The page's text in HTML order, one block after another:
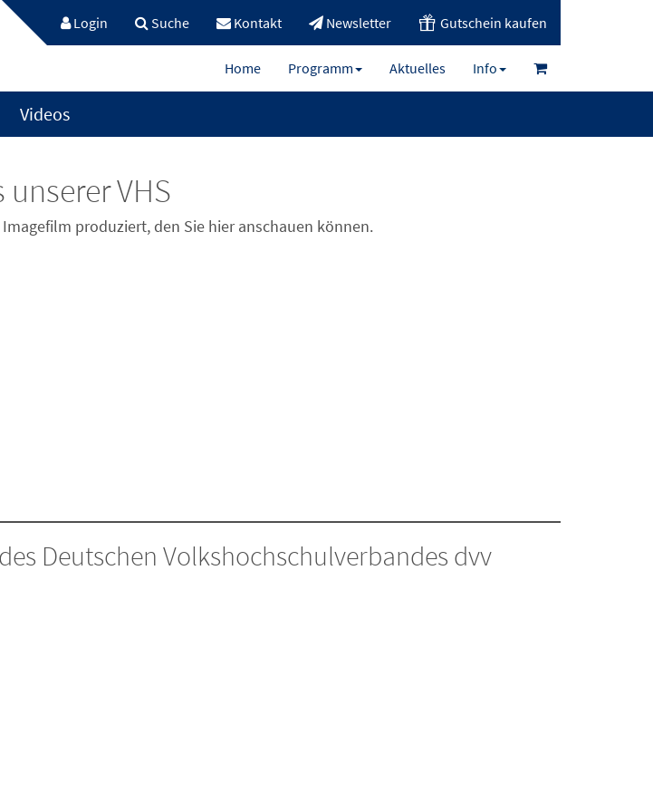
Login Suche Kontakt Newsletter Gutschein kaufen
Home Programm Aktuelles Info
Videos
unserer VHS
produziert, den Sie hier anschauen können.
Deutschen Volkshochschulverbandes dvv